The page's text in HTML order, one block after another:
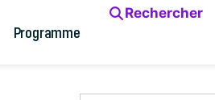
Programme
Rechercher